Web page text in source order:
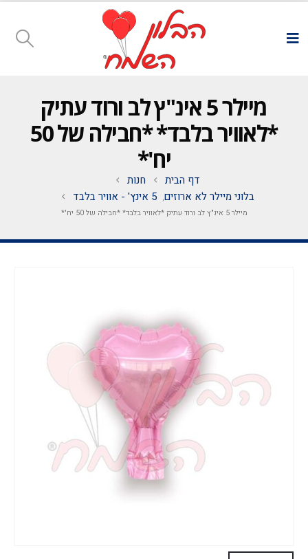
מיילר 5 אינ"ץ לב ורוד עתיק
*לאוויר בלבד* *חבילה של 50
יח'*
דף הבית
חנות
בלוני מיילר לא ארוזים, 5 אינץ' - אוויר בלבד
מיילר 5 אינ"ץ לב ורוד עתיק *לאוויר בלבד* *חבילה של 50 יח'*